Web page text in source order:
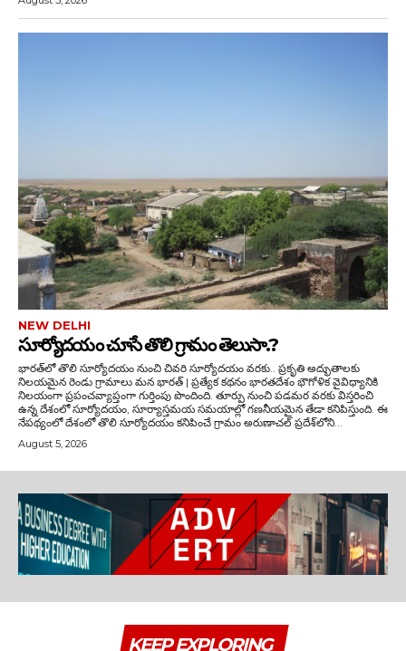
NEW DELHI
సూర్యోదయం చూసే తొలి గ్రామం తెలుసా.?
భారత్‌లో తొలి సూర్యోదయం నుంచి చివరి సూర్యోదయం వరకు.. ప్రకృతి అద్భుతాలకు
నిలయమైన రెండు గ్రామాలు మన భారత్ | ప్రత్యేక కథనం భారతదేశం భౌగోళిక వైవిధ్యానికి
నిలయంగా ప్రపంచవ్యాప్తంగా గుర్తింపు పొందింది. తూర్పు నుంచి పడమర వరకు విస్తరించి
ఉన్న దేశంలో సూర్యోదయం, సూర్యాస్తమయ సమయాల్లో గణనీయమైన తేడా కనిపిస్తుంది. ఈ
నేపథ్యంలో దేశంలో తొలి సూర్యోదయం కనిపించే గ్రామం అరుణాచల్ ప్రదేశ్‌లోని...
August 5, 2026
KEEP EXPLORING